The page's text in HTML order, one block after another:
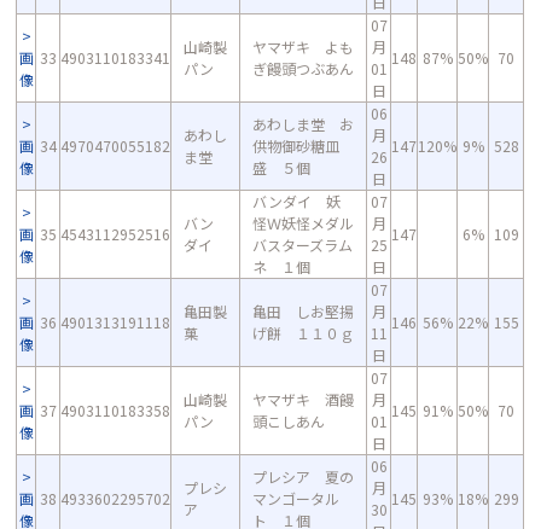
画
像
33 4903110183341
山崎製
パン
ヤマザキ よも
ぎ饅頭つぶあん
07
月
01
日
148 87% 50% 70
画
像
34 4970470055182
あわし
ま堂
あわしま堂 お
供物御砂糖皿
盛 ５個
06
月
26
日
147120% 9% 528
画
像
35 4543112952516
バン
ダイ
バンダイ 妖
怪Ｗ妖怪メダル
バスターズラム
ネ １個
07
月
25
日
147 6% 109
画
像
36 4901313191118
亀田製
菓
亀田 しお堅揚
げ餅 １１０ｇ
07
月
11
日
146 56% 22% 155
画
像
37 4903110183358
山崎製
パン
ヤマザキ 酒饅
頭こしあん
07
月
01
日
145 91% 50% 70
画
像
38 4933602295702
プレシ
ア
プレシア 夏の
マンゴータル
ト １個
06
月
30
145 93% 18% 299